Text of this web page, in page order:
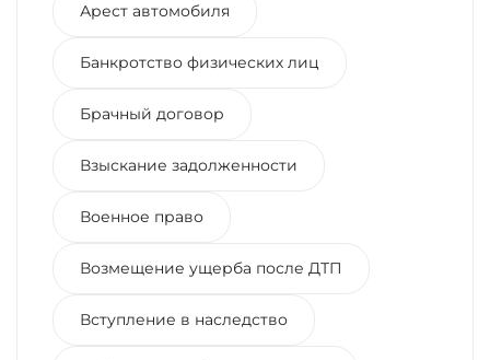
Арест автомобиля
Банкротство физических лиц
Брачный договор
Взыскание задолженности
Военное право
Возмещение ущерба после ДТП
Вступление в наследство